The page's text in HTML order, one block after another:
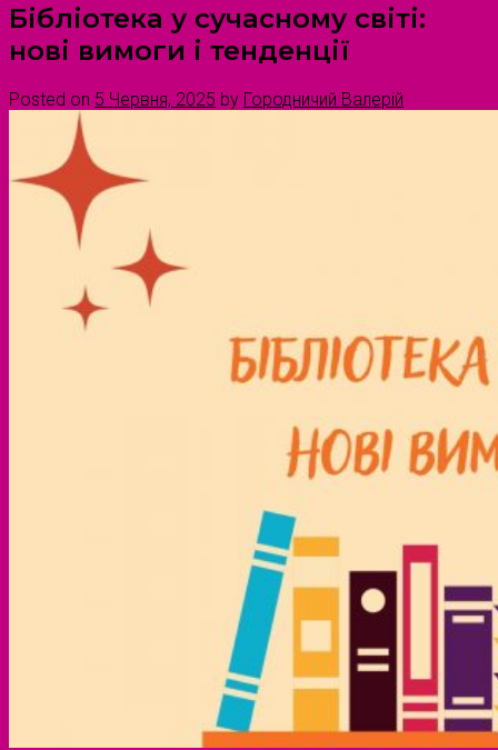
Бібліотека у сучасному світі:
нові вимоги і тенденції
Posted on 5 Червня, 2025 by Городничий Валерій